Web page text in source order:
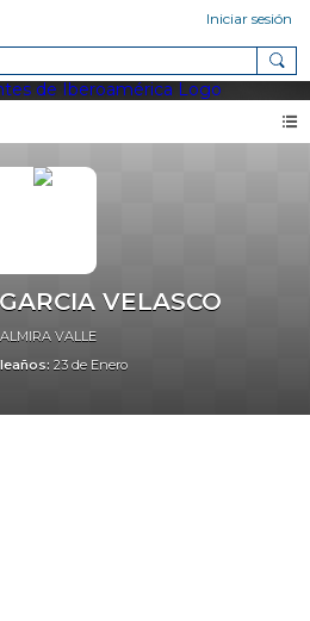
Iniciar sesión
VELASCO
VALLE
23 de Enero